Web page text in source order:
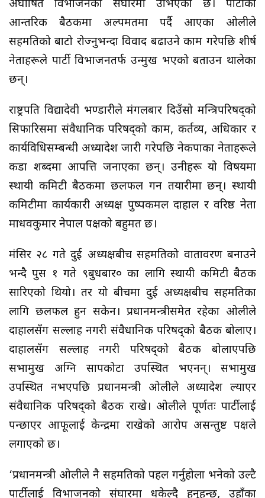
अघोषित विभाजनको संघारमा उभिएको छ। पार्टीका
आन्तरिक बैठकमा अल्पमतमा पर्दै आएका ओलीले
सहमतिको बाटो रोज्नुभन्दा विवाद बढाउने काम गरेपछि शीर्ष
नेताहरूले पार्टी विभाजनतर्फ उन्मुख भएको बताउन थालेका
छन्।
राष्ट्रपति विद्यादेवी भण्डारीले मंगलबार दिउँसो मन्त्रिपरिषद्को
सिफारिसमा संवैधानिक परिषद्को काम, कर्तव्य, अधिकार र
कार्यविधिसम्बन्धी अध्यादेश जारी गरेपछि नेकपाका नेताहरूले
कडा शब्दमा आपत्ति जनाएका छन्। उनीहरू यो विषयमा
स्थायी कमिटी बैठकमा छलफल गर्ने तयारीमा छन्। स्थायी
कमिटीमा कार्यकारी अध्यक्ष पुष्पकमल दाहाल र वरिष्ठ नेता
माधवकुमार नेपाल पक्षको बहुमत छ।
मंसिर २८ गते दुई अध्यक्षबीच सहमतिको वातावरण बनाउने
भन्दै पुस १ गते ९बुधबार० का लागि स्थायी कमिटी बैठक
सारिएको थियो। तर यो बीचमा दुई अध्यक्षबीच सहमतिका
लागि छलफल हुन सकेन। प्रधानमन्त्रीसमेत रहेका ओलीले
दाहालसँग सल्लाह नगरी संवैधानिक परिषद्को बैठक बोलाए।
दाहालसँग सल्लाह नगरी परिषद्को बैठक बोलाएपछि
सभामुख अग्नि सापकोटा उपस्थित भएनन्। सभामुख
उपस्थित नभएपछि प्रधानमन्त्री ओलीले अध्यादेश ल्याएर
संवैधानिक परिषद्को बैठक राखे। ओलीले पूर्णतः पार्टीलाई
पन्छाएर आफूलाई केन्द्रमा राखेको आरोप असन्तुष्ट पक्षले
लगाएको छ।
‘प्रधानमन्त्री ओलीले नै सहमतिको पहल गर्नुहोला भनेको उल्टै
पार्टीलाई विभाजनको संघारमा धकेल्दै हुनुहुन्छ, उहाँका